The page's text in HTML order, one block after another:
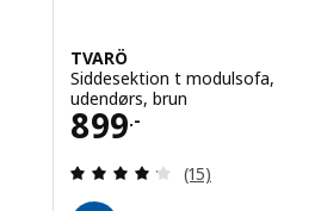
af 5 Stjerner. Anmeldelser i alt:
TVARÖ
Siddesektion t modulsofa,
udendørs, brun
899.-
Pris 899.-
Anmeld: 4.2 ud
(15)